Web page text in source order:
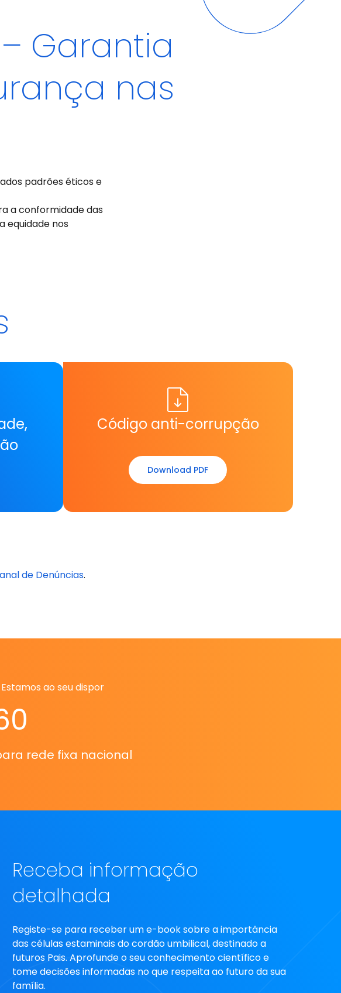
Garantia
nas
padrões éticos e
a conformidade das
equidade nos
Código anti-corrupção
Download PDF
de Denúncias.
ao seu dispor
rede fixa nacional
Receba informação
detalhada
Registe-se para receber um e-book sobre a importância
das células estaminais do cordão umbilical, destinado a
futuros Pais. Aprofunde o seu conhecimento científico e
tome decisões informadas no que respeita ao futuro da sua
família.